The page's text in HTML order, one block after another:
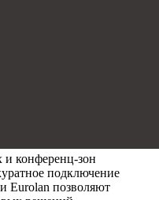
и конференц-зон
подключение
Eurolan позволяют